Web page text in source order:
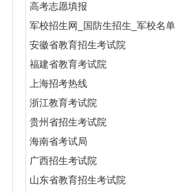
高考志愿填报
军校招生网_国防生招生_军校名单
安徽省教育招生考试院
福建省教育考试院
上海招考热线
浙江教育考试院
贵州省招生考试院
海南省考试局
广西招生考试院
山东省教育招生考试院